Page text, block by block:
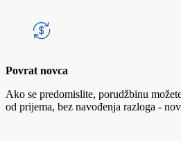
Povrat novca
Ako se predomislite, porudžbinu
od prijema, bez navođenja razloga -